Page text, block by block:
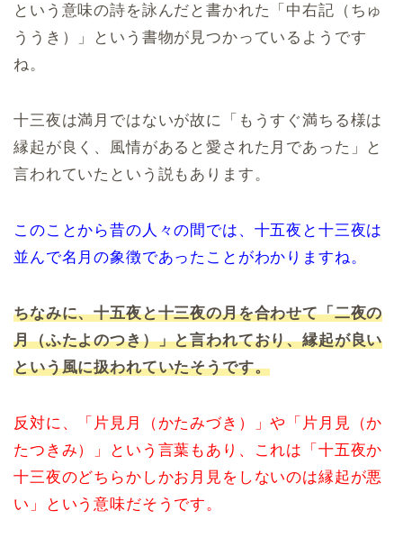
という意味の詩を詠んだと書かれた「中右記（ちゅ
ううき）」という書物が見つかっているようです
ね。
十三夜は満月ではないが故に「もうすぐ満ちる様は
縁起が良く、風情があると愛された月であった」と
言われていたという説もあります。
このことから昔の人々の間では、十五夜と十三夜は
並んで名月の象徴であったことがわかりますね。
ちなみに、十五夜と十三夜の月を合わせて「二夜の
月（ふたよのつき）」と言われており、縁起が良い
という風に扱われていたそうです。
反対に、「片見月（かたみづき）」や「片月見（か
たつきみ）」という言葉もあり、これは「十五夜か
十三夜のどちらかしかお月見をしないのは縁起が悪
い」という意味だそうです。